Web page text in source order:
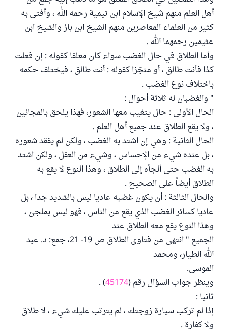
أهل العلم منهم شيخ الإسلام ابن تيمية رحمه الله ، وأفتى به
كثير من العلماء المعاصرين منهم الشيخ ابن باز والشيخ ابن
عثيمين رحمهما الله .
وأما الطلاق في حال الغضب سواء كان معلقا كقوله : إن فعلت
كذا فأنت طالق ، أو منجّزا كقوله : أنت طالق ، فيختلف حكمه
باختلاف نوع الغضب .
" والغضبان له ثلاثة أحوال :
الحال الأولى : حال يتغيب معها الشعور، فهذا يلحق بالمجانين
، ولا يقع الطلاق عند جميع أهل العلم .
الحال الثانية : وهي إن اشتد به الغضب ، ولكن لم يفقد شعوره
، بل عنده شيء من الإحساس ، وشيء من العقل ، ولكن اشتد
به الغضب حتى ألجأه إلى الطلاق ، وهذا النوع لا يقع به
الطلاق أيضاً على الصحيح .
والحال الثالثة : أن يكون غضبه عاديا ليس بالشديد جدا ، بل
عاديا كسائر الغضب الذي يقع من الناس ، فهو ليس بملجئ ،
وهذا النوع يقع معه الطلاق عند
الجميع " انتهى من فتاوى الطلاق ص 19- 21، جمع: د. عبد
الله الطيار، ومحمد
الموسى.
وينظر جواب السؤال رقم (45174
) .
ثانيا :
إذا لم تركب سيارة زوجتك ، لم يترتب عليك شيء ، لا طلاق
ولا كفارة .